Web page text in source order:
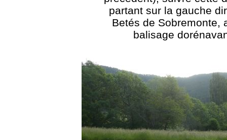
partant sur la gauche
Betés de Sobremonte,
balisage